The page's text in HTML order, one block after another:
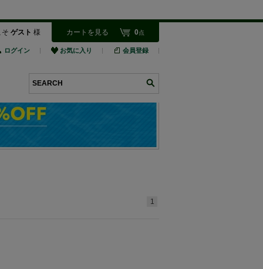
そ ゲスト 様 カートを見る 0点
ログイン お気に入り 会員登録
1